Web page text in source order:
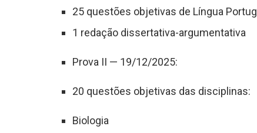
25 questões objetivas de Língua
1 redação dissertativa-argumentativa
Prova II — 19/12/2025:
20 questões objetivas das disciplinas:
Biologia